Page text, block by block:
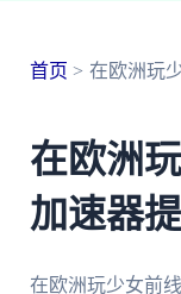
首页 在欧洲玩
在欧洲
加速器
在欧洲玩少女前